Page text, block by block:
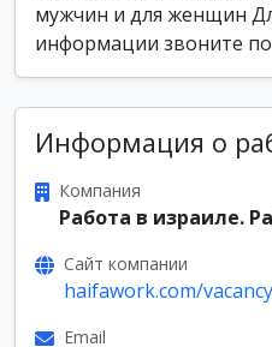
мужчин и для женщин
информации звоните
Информация о
Компания
Работа в израиле.
Сайт компании
haifawork.com/
Email